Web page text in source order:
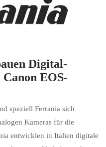
Digital-
EOS-
speziell Ferrania sich
Kameras für die
entwicklen in Italien digitale